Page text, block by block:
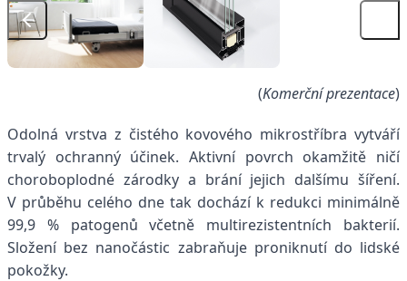
(Komerční prezentace)
Odolná vrstva z čistého kovového mikrostříbra vytváří
trvalý ochranný účinek. Aktivní povrch okamžitě ničí
choroboplodné zárodky a brání jejich dalšímu šíření.
V průběhu celého dne tak dochází k redukci minimálně
99,9 % patogenů včetně multirezistentních bakterií.
Složení bez nanočástic zabraňuje proniknutí do lidské
pokožky.